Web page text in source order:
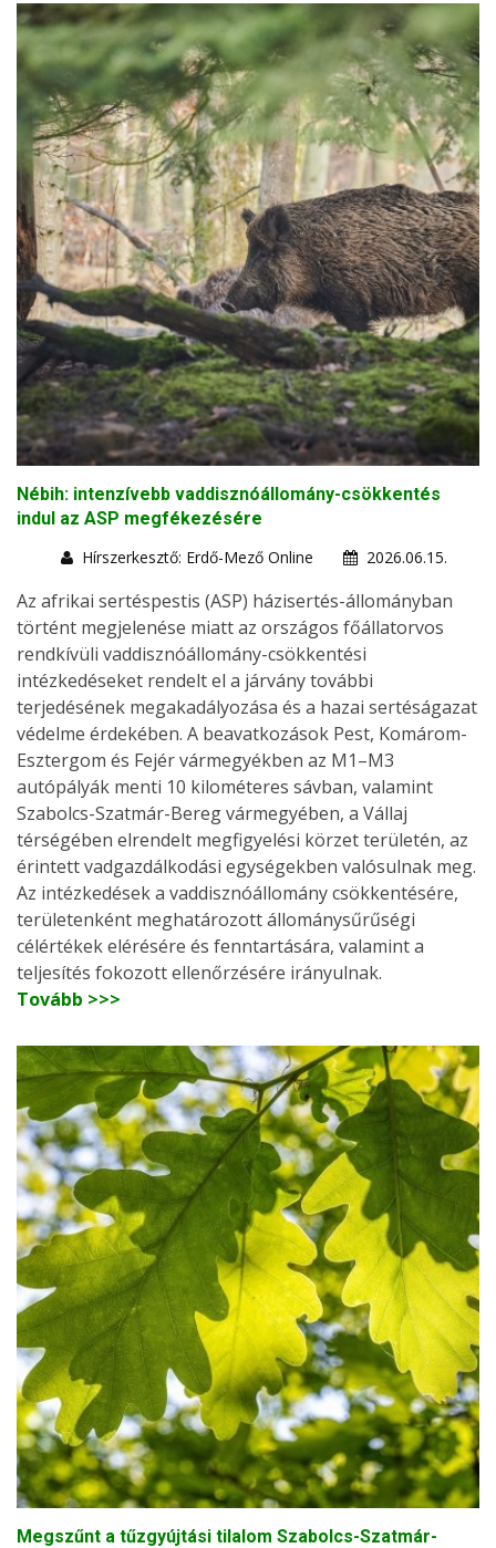
Nébih: intenzívebb vaddisznóállomány-csökkentés
indul az ASP megfékezésére
Hírszerkesztő: Erdő-Mező Online
2026.06.15.
Az afrikai sertéspestis (ASP) házisertés-állományban
történt megjelenése miatt az országos főállatorvos
rendkívüli vaddisznóállomány-csökkentési
intézkedéseket rendelt el a járvány további
terjedésének megakadályozása és a hazai sertéságazat
védelme érdekében. A beavatkozások Pest, Komárom-
Esztergom és Fejér vármegyékben az M1–M3
autópályák menti 10 kilométeres sávban, valamint
Szabolcs-Szatmár-Bereg vármegyében, a Vállaj
térségében elrendelt megfigyelési körzet területén, az
érintett vadgazdálkodási egységekben valósulnak meg.
Az intézkedések a vaddisznóállomány csökkentésére,
területenként meghatározott állománysűrűségi
célértékek elérésére és fenntartására, valamint a
teljesítés fokozott ellenőrzésére irányulnak.
Tovább >>>
Megszűnt a tűzgyújtási tilalom Szabolcs-Szatmár-